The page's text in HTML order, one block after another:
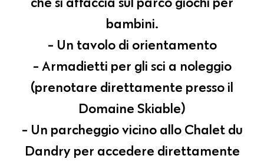
bambini.
- Un tavolo di orientamento
- Armadietti per gli sci a noleggio
(prenotare direttamente presso il
Domaine Skiable)
- Un parcheggio vicino allo Chalet du
Dandry per accedere direttamente